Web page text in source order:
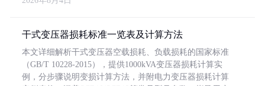
干式变压器损耗标准一览表及计算方法
本文详细解析干式变压器空载损耗、负载损耗的国家标准
（GB/T 10228-2015），提供1000kVA变压器损耗计算实
例，分步骤说明变损计算方法，并附电力变压器损耗计算